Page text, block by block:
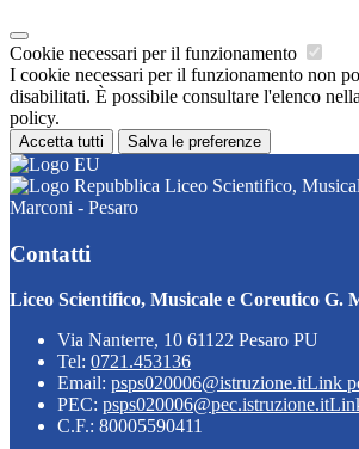
Cookie necessari per il funzionamento
I cookie necessari per il funzionamento non
disabilitati. È possibile consultare l'elenco
policy.
Accetta tutti Salva le preferenze
Liceo Scientifico,
Marconi - Pesaro
Contatti
Liceo Scientifico, Musicale e Coreutico G.
Via Nanterre, 10 61122 Pesaro PU
Tel: 0721.453136
Email: psps020006@istruzione.itLink
PEC: psps020006@pec.istruzione.it
C.F.: 80005590411